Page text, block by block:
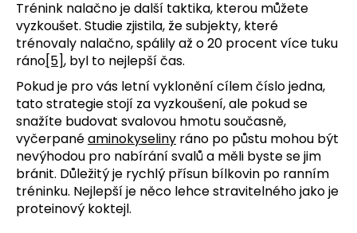
Trénink nalačno je další taktika, kterou můžete
vyzkoušet. Studie zjistila, že subjekty, které
trénovaly nalačno, spálily až o 20 procent více tuku
ráno[5], byl to nejlepší čas.
Pokud je pro vás letní vyklonění cílem číslo jedna,
tato strategie stojí za vyzkoušení, ale pokud se
snažíte budovat svalovou hmotu současně,
vyčerpanéaminokyseliny ráno po půstu mohou být
nevýhodou pro nabírání svalů a měli byste se jim
bránit. Důležitý je rychlý přísun bílkovin po ranním
tréninku. Nejlepší je něco lehce stravitelného jako je
proteinový koktejl.